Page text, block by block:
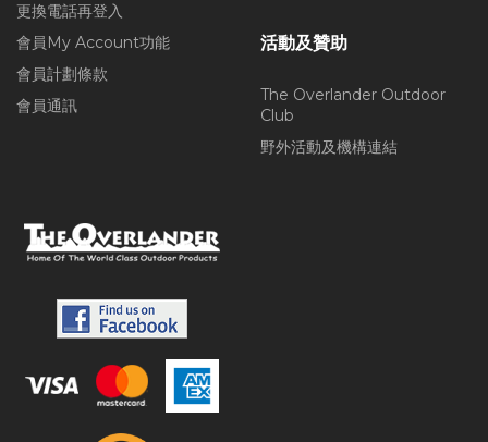
更換電話再登入
會員My Account功能
會員計劃條款
會員通訊
活動及贊助
The Overlander Outdoor
Club
野外活動及機構連結